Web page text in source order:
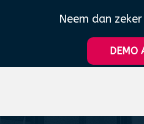
Neem dan
DEMO